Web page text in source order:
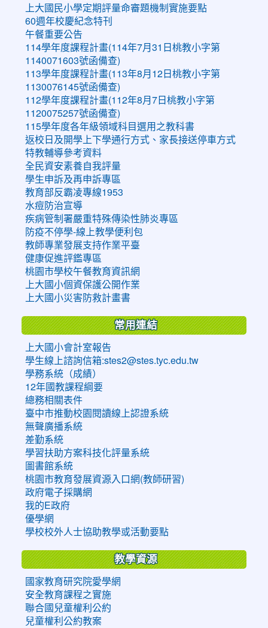
上大國民小學定期評量命審題機制實施要點
60週年校慶紀念特刊
午餐重要公告
114學年度課程計畫(114年7月31日桃教小字第
1140071603號函備查)
113學年度課程計畫(113年8月12日桃教小字第
1130076145號函備查)
112學年度課程計畫(112年8月7日桃教小字第
1120075257號函備查)
115學年度各年級領域科目選用之教科書
返校日及開學上下學通行方式、家長接送停車方式
特教輔導參考資料
全民資安素養自我評量
學生申訴及再申訴專區
教育部反霸凌專線1953
水痘防治宣導
疾病管制署嚴重特殊傳染性肺炎專區
防疫不停學-線上教學便利包
教師專業發展支持作業平臺
健康促進評鑑專區
桃園市學校午餐教育資訊網
上大國小個資保護公開作業
上大國小災害防救計畫書
常用連結
上大國小會計室報告
學生線上諮詢信箱:stes2@stes.tyc.edu.tw
學務系統（成績）
12年國教課程綱要
總務相關表件
臺中市推動校園閱讀線上認證系統
無聲廣播系統
差勤系統
學習扶助方案科技化評量系統
圖書館系統
桃園市教育發展資源入口網(教師研習)
政府電子採購網
我的E政府
優學網
學校校外人士協助教學或活動要點
教學資源
國家教育研究院愛學網
安全教育課程之實施
聯合國兒童權利公約
兒童權利公約教案